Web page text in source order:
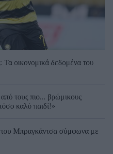
οικονομικά δεδομένα του
τους πιο... βρώμικους
καλό παιδί!»
του Μπραγκάντσα σύμφωνα με